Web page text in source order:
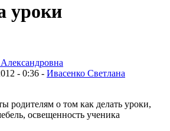
уроки
- 0:36 - Ивасенко Светлана
родителям о том как делать уроки,
освещенность ученика